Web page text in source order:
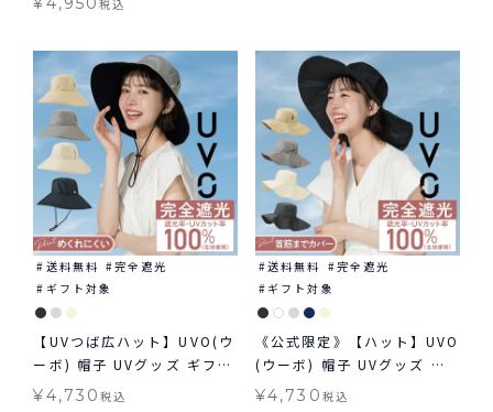
税込
送料無料
完全遮光
ギフト対象
【UVつば広ハット】UVO(ウ
ーボ) 帽子 UVグッズ ギフト
対象 ≪送料無料≫
¥4,730税込
送料無料
完全遮光
ギフト対象
《公式限定》【ハット】UVO
(ウーボ) 帽子 UVグッズ ギ
フト対象 ≪送料無料≫
¥4,730 税込